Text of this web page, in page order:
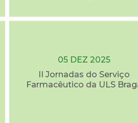
05 DEZ 2025
II Jornadas do Serviço
Farmacêutico da ULS